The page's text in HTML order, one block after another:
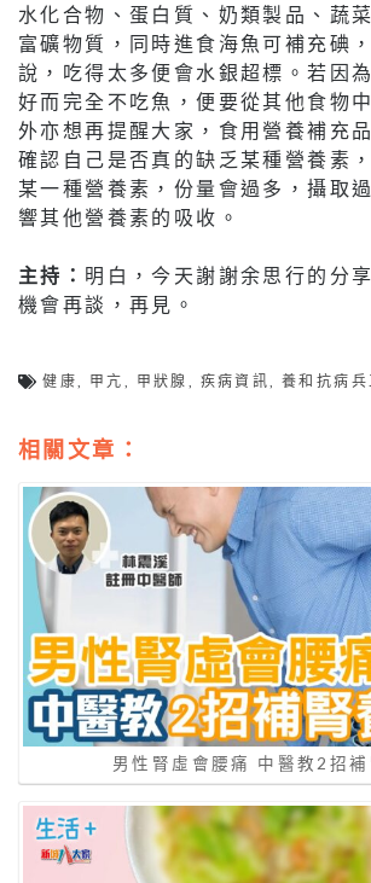
水化合物、蛋白質、奶類製品、蔬
富礦物質，同時進食海魚可補充碘
說，吃得太多便會水銀超標。若因
好而完全不吃魚，便要從其他食物
外亦想再提醒大家，食用營養補充
確認自己是否真的缺乏某種營養素
某一種營養素，份量會過多，攝取
響其他營養素的吸收。
主持： 明白，今天謝謝余思行的分
機會再談，再見。
健康 甲亢 甲狀腺 疾病資訊 ,養和抗病兵
相關文章：
男性腎虛會腰痛 中醫教2招補